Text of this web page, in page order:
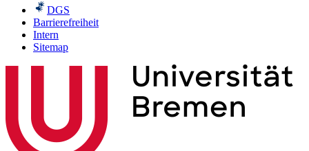
DGS
Barrierefreiheit
Intern
Sitemap